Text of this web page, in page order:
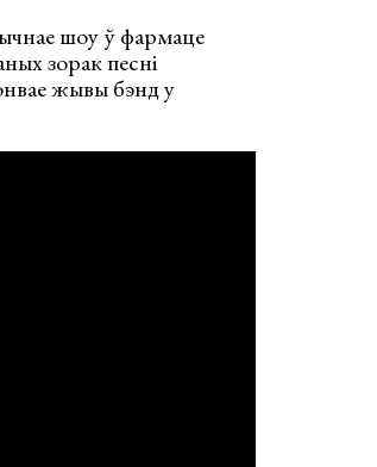
шоу ў фармаце
зорак песні
жывы бэнд у